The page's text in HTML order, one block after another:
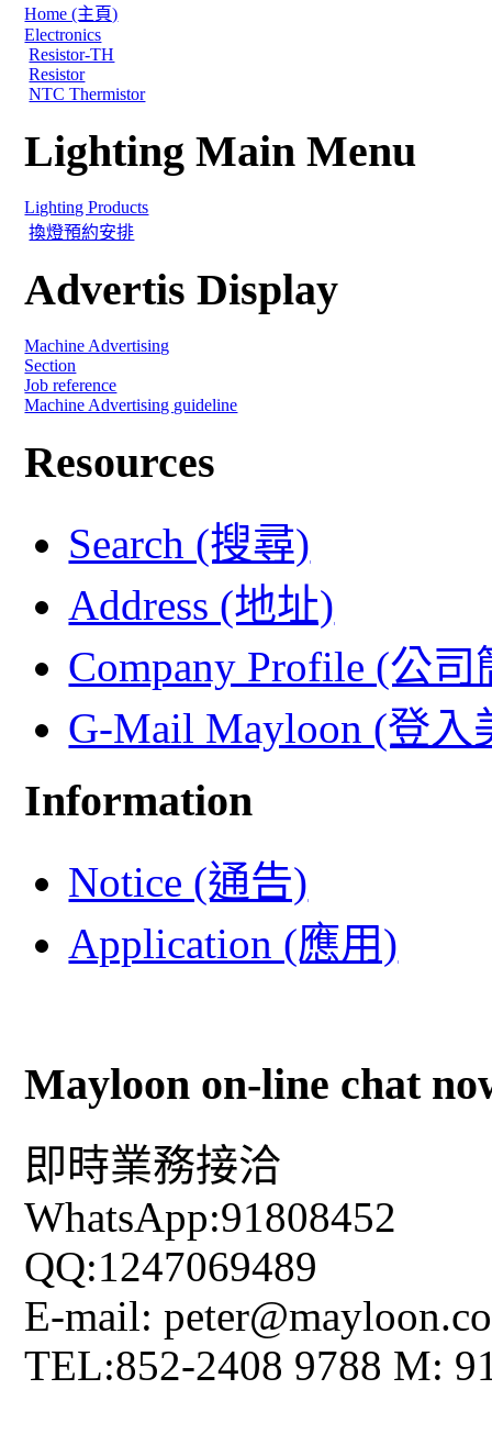
Home (主頁)
Electronics
Resistor-TH
Resistor
NTC Thermistor
Lighting Main Menu
Lighting Products
換燈預約安排
Advertis Display
Machine Advertising
Section
Job reference
Machine Advertising guideline
Resources
Search (搜尋)
Address (地址)
Company Profile (公司
G-Mail Mayloon (登入
Information
Notice (通告)
Application (應用)
Mayloon on-line chat
即時業務接洽
WhatsApp:91808452
QQ:1247069489
E-mail:
TEL:852-2408 9788 M: